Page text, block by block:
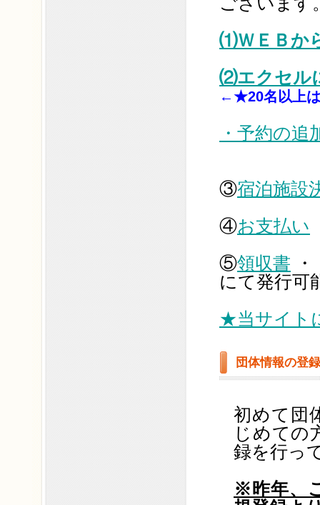
⑴ＷＥＢか
⑵エクセル
←★20名以上
・予約の追
③宿泊施設
④お支払い
⑤領収書
にて発行可
★当サイト
団体情報の登
初めて団
じめての
録を行っ
※昨年、